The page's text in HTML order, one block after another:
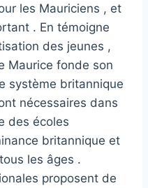
les Mauriciens , et
. En témoigne
des jeunes ,
Maurice fonde son
système britannique
nécessaires dans
des écoles
britannique et
les âges .
proposent de